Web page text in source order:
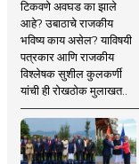
टिकवणे अवघड का झाले
आहे? उबाठाचे राजकीय
भविष्य काय असेल? याविषयी
पत्रकार आणि राजकीय
विश्लेषक सुशील कुलकर्णी
यांची ही रोखठोक मुलाखत..